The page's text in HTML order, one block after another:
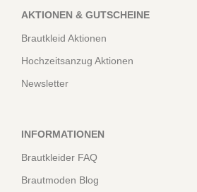
AKTIONEN & GUTSCHEINE
Brautkleid Aktionen
Hochzeitsanzug Aktionen
Newsletter
INFORMATIONEN
Brautkleider FAQ
Brautmoden Blog